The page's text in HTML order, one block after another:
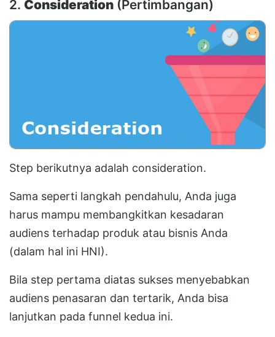
2. Consideration (Pertimbangan)
Step berikutnya adalah consideration.
Sama seperti langkah pendahulu, Anda juga
harus mampu membangkitkan kesadaran
audiens terhadap produk atau bisnis Anda
(dalam hal ini HNI).
Bila step pertama diatas sukses menyebabkan
audiens penasaran dan tertarik, Anda bisa
lanjutkan pada funnel kedua ini.